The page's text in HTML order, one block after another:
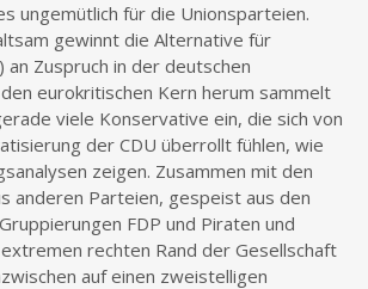
ungemütlich für die Unionsparteien.
gewinnt die Alternative für
an Zuspruch in der deutschen
eurokritischen Kern herum sammelt
viele Konservative ein, die sich von
der CDU überrollt fühlen, wie
zeigen. Zusammen mit den
anderen Parteien, gespeist aus den
FDP und Piraten und
rechten Rand der Gesellschaft
auf einen zweistelligen